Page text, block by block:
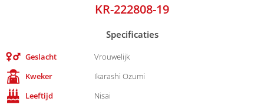
KR-222808-19
Specificaties
Geslacht
Vrouwelijk
Kweker
Ikarashi Ozumi
Leeftijd
Nisai